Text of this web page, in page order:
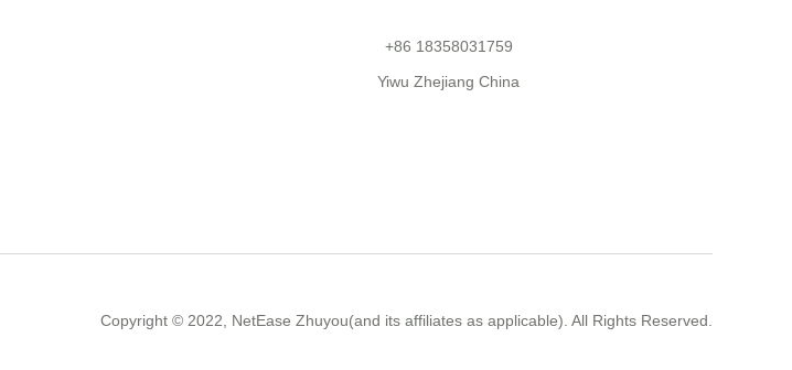
+86 18358031759
Yiwu Zhejiang China
Copyright ©️ 2022, NetEase Zhuyou(and its affiliates as applicable). All Rights Reserved.